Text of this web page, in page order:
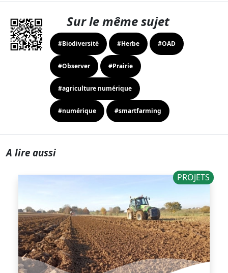
Sur le même sujet
#Biodiversité #Herbe #OAD
#Observer #Prairie
#agriculture numérique
#numérique #smartfarming
A lire aussi
PROJETS